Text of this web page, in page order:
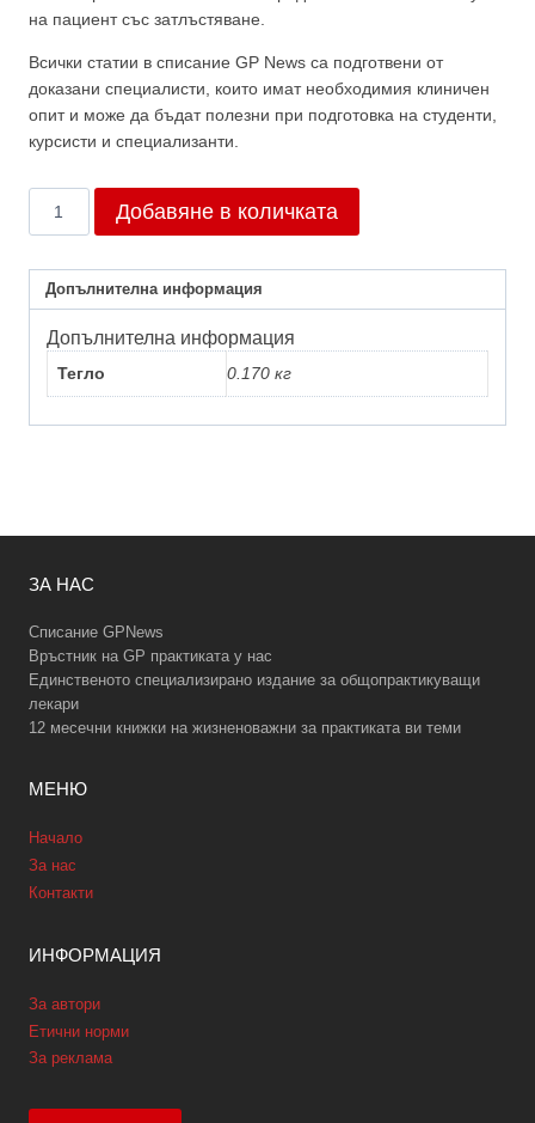
на пациент със затлъстяване.
Всички статии в списание GP News са подготвени от
доказани специалисти, които имат необходимия клиничен
опит и може да бъдат полезни при подготовка на студенти,
курсисти и специализанти.
10/2015
Добавяне в количката
Допълнителна информация
Допълнителна информация
Тегло 0.170 кг
ЗА НАС
Списание GPNews
Връстник на GP практиката у нас
Единственото специализирано издание за общопрактикуващи
лекари
12 месечни книжки на жизненоважни за практиката ви теми
МЕНЮ
Начало
За нас
Контакти
ИНФОРМАЦИЯ
За автори
Етични норми
За реклама